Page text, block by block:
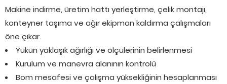
Makine indirme, üretim hattı yerleştirme, çelik montajı,
konteyner taşıma ve ağır ekipman kaldırma çalışmaları
öne çıkar.
Yükün yaklaşık ağırlığı ve ölçülerinin belirlenmesi
Kurulum ve manevra alanının kontrolü
Bom mesafesi ve çalışma yüksekliğinin hesaplanması